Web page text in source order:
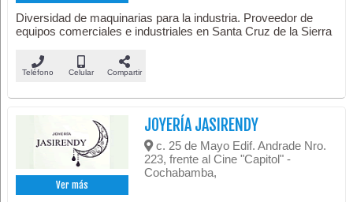
Diversidad de maquinarias para la industria. Proveedor de
equipos comerciales e industriales en Santa Cruz de la Sierra
Teléfono Celular Compartir
Ver más
JOYERÍA JASIRENDY
c. 25 de Mayo Edif. Andrade Nro.
223, frente al Cine "Capitol" -
Cochabamba,